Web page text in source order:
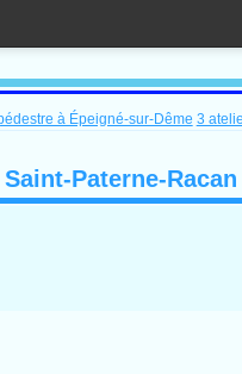
à Épeigné-sur-Dême 3
Paterne-Racan